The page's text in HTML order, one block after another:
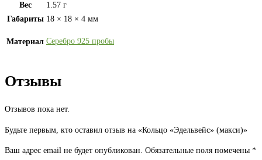
Вес
1.57 г
Габариты 18 × 18 × 4 мм
Материал Серебро 925 пробы
Отзывы
Отзывов пока нет.
Будьте первым, кто оставил отзыв на «Кольцо «Эдельвейс» (макси)»
Ваш адрес email не будет опубликован. Обязательные поля помечены *